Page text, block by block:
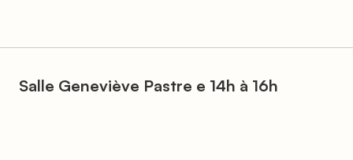
Salle Geneviève Pastre e 14h à 16h